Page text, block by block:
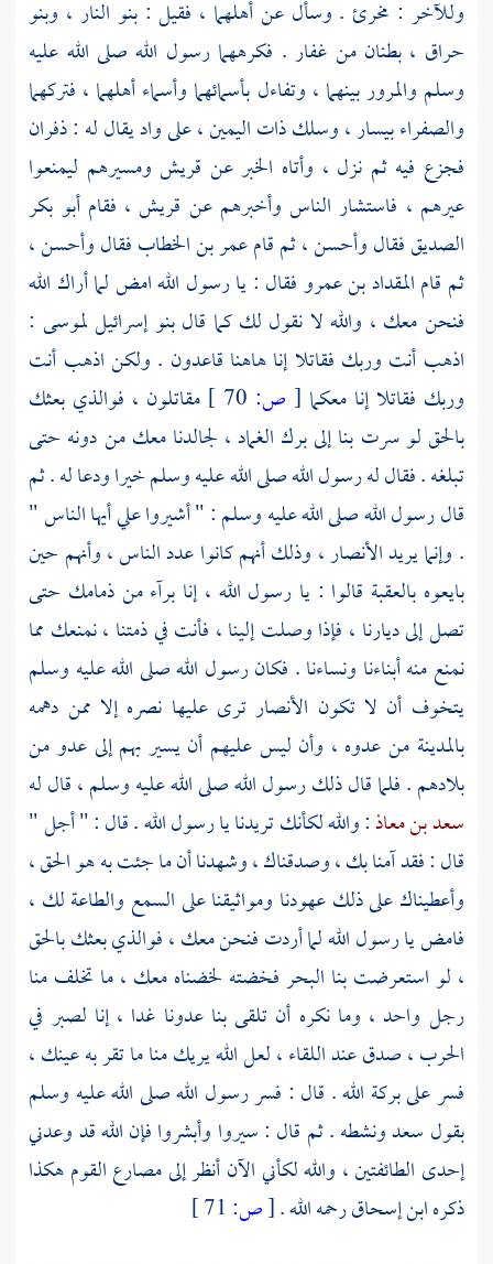
وللآخر : مخرئ . وسأل عن أهلهما ، فقيل :بنو النار ، وبنو
حراق ، بطنان من غفار . فكرههما رسول الله صلى الله عليه
وسلم والمرور بينهما ، وتفاءل بأسمائهما وأسماء أهلهما ، فتركهما
والصفراءبيسار ، وسلك ذات اليمين ، على واد يقال له :ذفران
فجزع فيه ثم نزل ، وأتاه الخبر عن قريش ومسيرهم ليمنعوا
عيرهم ، فاستشار الناس وأخبرهم عن قريش ، فقامأبو بكر
الصديقفقال وأحسن ، ثم قامعمر بن الخطابفقال وأحسن ،
ثم قامالمقداد بن عمروفقال : يا رسول الله امض لما أراك الله
فنحن معك ، والله لا نقول لك كما قالبنو إسرائيللموسى :
اذهب أنت وربك فقاتلا إنا هاهنا قاعدون . ولكن اذهب أنت
وربك فقاتلا إنا معكما [ ص:
مقاتلون ، فوالذي بعثك
بالحق لو سرت بنا إلىبرك الغماد، لجالدنا معك من دونه حتى
تبلغه . فقال له رسول الله صلى الله عليه وسلم خيرا ودعا له . ثم
قال رسول الله صلى الله عليه وسلم : " أشيروا علي أيها الناس "
. وإنما يريدالأنصار، وذلك أنهم كانوا عدد الناس ، وأنهم حين
بايعوه بالعقبة قالوا : يا رسول الله ، إنا برآء من ذمامك حتى
تصل إلى ديارنا ، فإذا وصلت إلينا ، فأنت في ذمتنا ، نمنعك مما
نمنع منه أبناءنا ونساءنا . فكان رسول الله صلى الله عليه وسلم
يتخوف أن لا تكون الأنصار ترى عليها نصره إلا ممن دهمه
بالمدينة من عدوه ، وأن ليس عليهم أن يسير بهم إلى عدو من
بلادهم . فلما قال ذلك رسول الله صلى الله عليه وسلم ، قال له
سعد بن معاذ: والله لكأنك تريدنا يا رسول الله . قال : " أجل "
قال : فقد آمنا بك ، وصدقناك ، وشهدنا أن ما جئت به هو الحق ،
وأعطيناك على ذلك عهودنا ومواثيقنا على السمع والطاعة لك ،
فامض يا رسول الله لما أردت فنحن معك ، فوالذي بعثك بالحق
، لو استعرضت بنا البحر فخضته لخضناه معك ، ما تخلف منا
رجل واحد ، وما نكره أن تلقى بنا عدونا غدا ، إنا لصبر في
الحرب ، صدق عند اللقاء ، لعل الله يريك منا ما تقر به عينك ،
فسر على بركة الله . قال : فسر رسول الله صلى الله عليه وسلم
بقول سعدونشطه . ثم قال : سيروا وأبشروا فإن الله قد وعدني
إحدى الطائفتين ، والله لكأني الآن أنظر إلى مصارع القوم هكذا
ذكرهابن إسحاقرحمه الله .[ص: